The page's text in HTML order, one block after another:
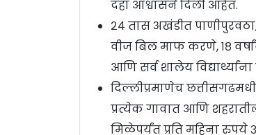
दहा आश्वासने दिली आहेत.
२४ तास अखंडीत
वीज बिल माफ करणे, १८
आणि सर्व शालेय
दिल्लीप्रमाणेच
प्रत्येक गावात आणि
मिळेपर्यंत प्रति महिना रुपये